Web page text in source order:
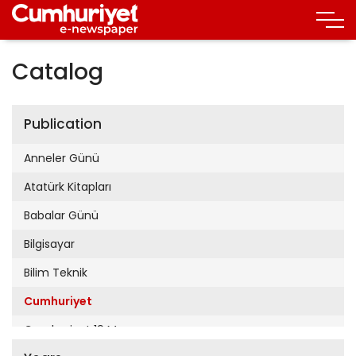
Catalog
Publication
Anneler Günü
Atatürk Kitapları
Babalar Günü
Bilgisayar
Bilim Teknik
Cumhuriyet
Cumhuriyet 19 Mayıs